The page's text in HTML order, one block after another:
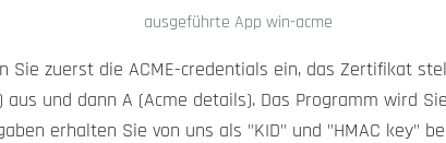
ausgeführte App win-acme
Sie zuerst die ACME-credentials ein, das Zertifikat
und dann A (Acme details). Das Programm wird
erhalten Sie von uns als "KID" und "HMAC key"